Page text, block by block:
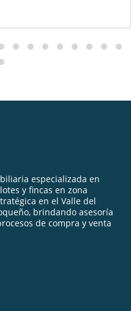
especializada en
y fincas en zona
en el Valle del
brindando asesoría
de compra y venta